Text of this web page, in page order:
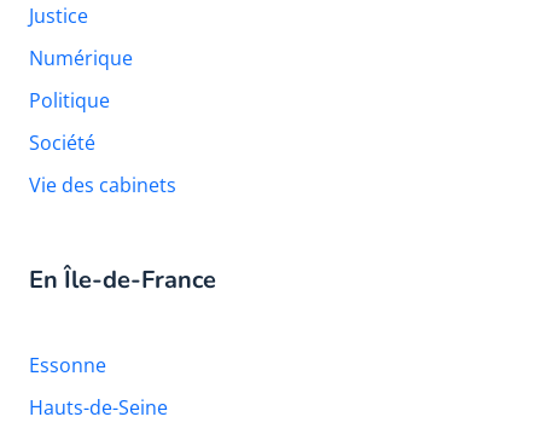
Justice
Numérique
Politique
Société
Vie des cabinets
En Île-de-France
Essonne
Hauts-de-Seine